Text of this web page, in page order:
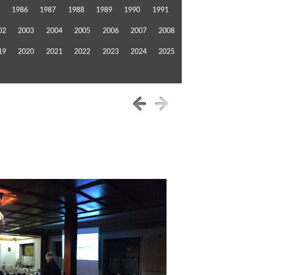
1986 1987 1988 1989 1990 1991
2003 2004 2005 2006 2007 2008
2020 2021 2022 2023 2024 2025